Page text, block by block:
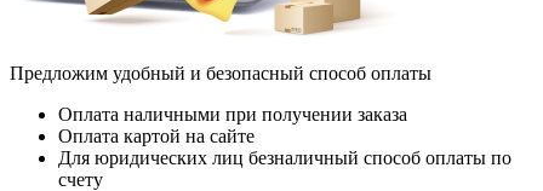
Предложим удобный и безопасный способ оплаты
Оплата наличными при получении заказа
Оплата картой на сайте
Для юридических лиц безналичный способ оплаты по
счету